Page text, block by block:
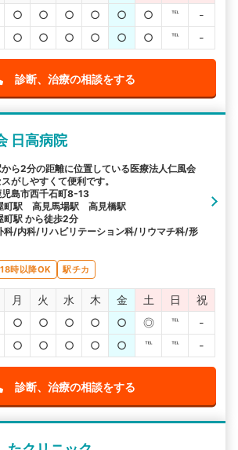
○ ○ ○ ○ ○ ○ ℡
-
○ ○ ○ ○ ○ ○ ℡ -
診断、治療の相談をする
日高病院
ら2分の距離に位置している医療法人仁風会
がしやすくて便利です。
島市西千石町8-13
町駅 高見馬場駅 高見橋駅
町駅 から徒歩2分
科/内科/リハビリテーション科/リウマチ科/形
18時以降OK 駅チカ
月 火 水 木 金 土 日
祝
○ ○ ○ ○ ○ ◎ ℡
-
○ ○ ○ ○ ○ ℡ ℡ -
診断、治療の相談をする